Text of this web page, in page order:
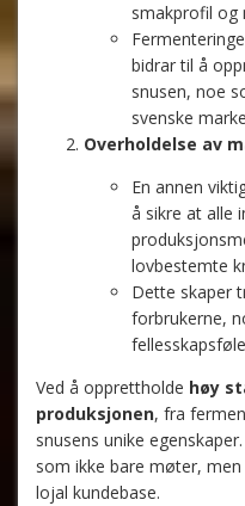
smakprofil og
bidrar til å
snusen, noe
svenske
Overholdelse av
En annen
å sikre at alle
lovbestemte
Dette skaper
forbrukerne,
Ved å opprettholde høy
produksjonen, fra
snusens unike
som ikke bare møter,
lojal kundebase.